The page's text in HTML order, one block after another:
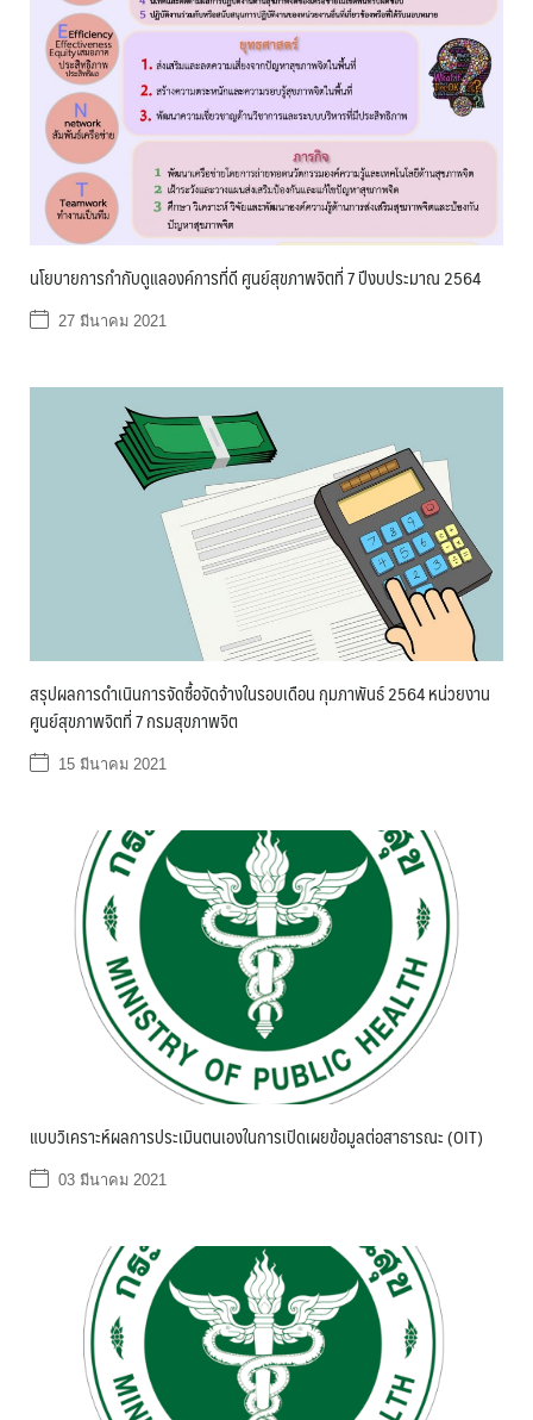
นโยบายการกำกับดูแลองค์การที่ดี ศูนย์สุขภาพจิตที่ 7 ปีงบประมาณ 2564
27 มีนาคม 2021
สรุปผลการดำเนินการจัดซื้อจัดจ้างในรอบเดือน กุมภาพันธ์ 2564 หน่วยงาน
ศูนย์สุขภาพจิตที่ 7 กรมสุขภาพจิต
15 มีนาคม 2021
แบบวิเคราะห์ผลการประเมินตนเองในการเปิดเผยข้อมูลต่อสาธารณะ (OIT)
03 มีนาคม 2021